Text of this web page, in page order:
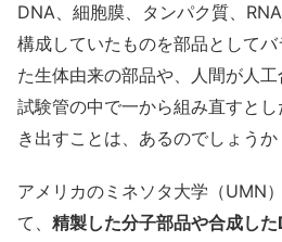
DNA、細胞膜、タンパク質、
構成していたものを部品として
た生体由来の部品や、人間が人工
試験管の中で一から組み直すと
き出すことは、あるのでしょうか
アメリカのミネソタ大学（UMN
て、 精製した分子部品や合成し